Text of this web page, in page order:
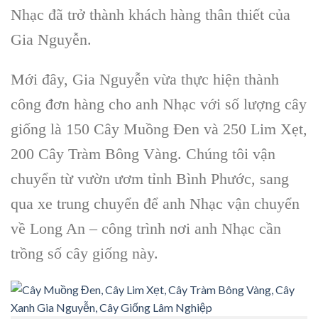
Nhạc đã trở thành khách hàng thân thiết của
Gia Nguyễn.
Mới đây, Gia Nguyễn vừa thực hiện thành
công đơn hàng cho anh Nhạc với số lượng cây
giống là 150 Cây Muồng Đen và 250 Lim Xẹt,
200 Cây Tràm Bông Vàng. Chúng tôi vận
chuyển từ vườn ươm tỉnh Bình Phước, sang
qua xe trung chuyển để anh Nhạc vận chuyển
về Long An – công trình nơi anh Nhạc cần
trồng số cây giống này.